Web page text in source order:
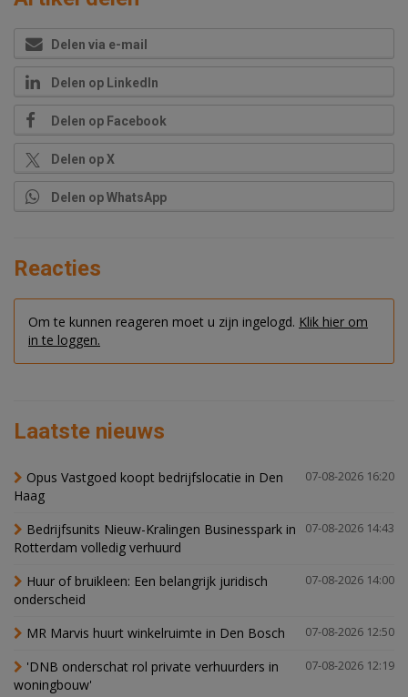
Delen via e-mail
Delen op LinkedIn
Delen op Facebook
Delen op X
Delen op WhatsApp
Reacties
Om te kunnen reageren moet u zijn ingelogd. Klik hier om
in te loggen.
Laatste nieuws
07-08-2026 16:20
Opus Vastgoed koopt bedrijfslocatie in Den
Haag
07-08-2026 14:43
Bedrijfsunits Nieuw-Kralingen Businesspark in
Rotterdam volledig verhuurd
07-08-2026 14:00
Huur of bruikleen: Een belangrijk juridisch
onderscheid
07-08-2026 12:50
MR Marvis huurt winkelruimte in Den Bosch
07-08-2026 12:19
'DNB onderschat rol private verhuurders in
woningbouw'